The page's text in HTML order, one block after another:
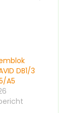
DB1/3
A5